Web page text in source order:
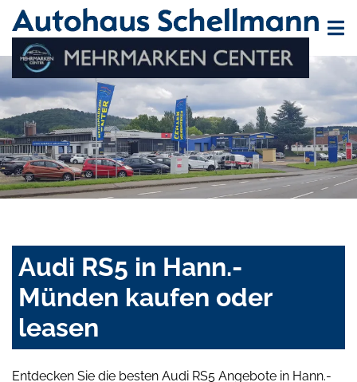
Audi RS5 in Hann.-
Münden kaufen oder
leasen
Entdecken Sie die besten Audi RS5 Angebote in Hann.-